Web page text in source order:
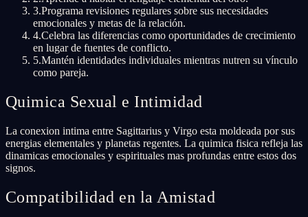
3.Programa revisiones regulares sobre sus necesidades
emocionales y metas de la relación.
4.Celebra las diferencias como oportunidades de crecimiento
en lugar de fuentes de conflicto.
5.Mantén identidades individuales mientras nutren su vínculo
como pareja.
Quimica Sexual e Intimidad
La conexion intima entre Sagittarius y Virgo esta moldeada por sus
energias elementales y planetas regentes. La quimica fisica refleja las
dinamicas emocionales y espirituales mas profundas entre estos dos
signos.
Compatibilidad en la Amistad